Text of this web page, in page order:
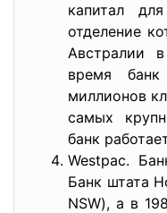
капитал
отделение
Австралии
время
миллионов
самых
банк
Westpac.
Банк штата
NSW), а в